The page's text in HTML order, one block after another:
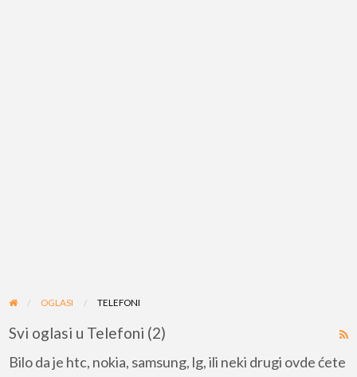
OGLASI TELEFONI
Svi oglasi u Telefoni (2)
Bilo da je htc, nokia, samsung, lg, ili neki drugi ovde ćete